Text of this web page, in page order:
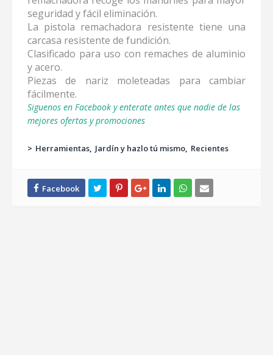
seguridad y fácil eliminación.
La pistola remachadora resistente tiene una
carcasa resistente de fundición.
Clasificado para uso con remaches de aluminio
y acero.
Piezas de nariz moleteadas para cambiar
fácilmente.
Siguenos en Facebook y enterate antes que nadie de las
mejores ofertas y promociones
> Herramientas Jardín y hazlo tú mismo Recientes